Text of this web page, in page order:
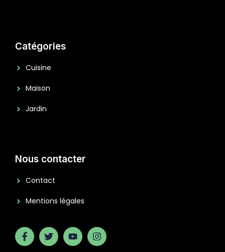
Catégories
Cuisine
Maison
Jardin
Nous contacter
Contact
Mentions légales